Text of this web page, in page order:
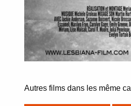
Autres films dans les même